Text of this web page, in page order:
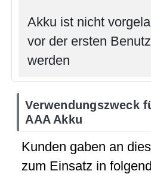
Akku ist nicht
vor der ersten
werden
Verwendungszweck
AAA Akku
Kunden gaben an
zum Einsatz in